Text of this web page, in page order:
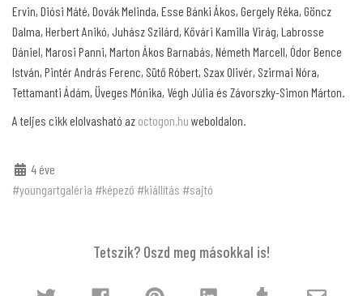
Ervin, Diósi Máté, Dovák Melinda, Esse Bánki Ákos, Gergely Réka, Göncz
Dalma, Herbert Anikó, Juhász Szilárd, Kővári Kamilla Virág, Labrosse
Dániel, Marosi Panni, Marton Ákos Barnabás, Németh Marcell, Ódor Bence
István, Pintér András Ferenc, Sütő Róbert, Szax Olivér, Szirmai Nóra,
Tettamanti Ádám, Üveges Mónika, Végh Júlia és Závorszky-Simon Márton.
A teljes cikk elolvasható az octogon.hu weboldalon.
4 éve
#youngartgaléria #képező #kiállítás #sajtó
Tetszik? Oszd meg másokkal is!